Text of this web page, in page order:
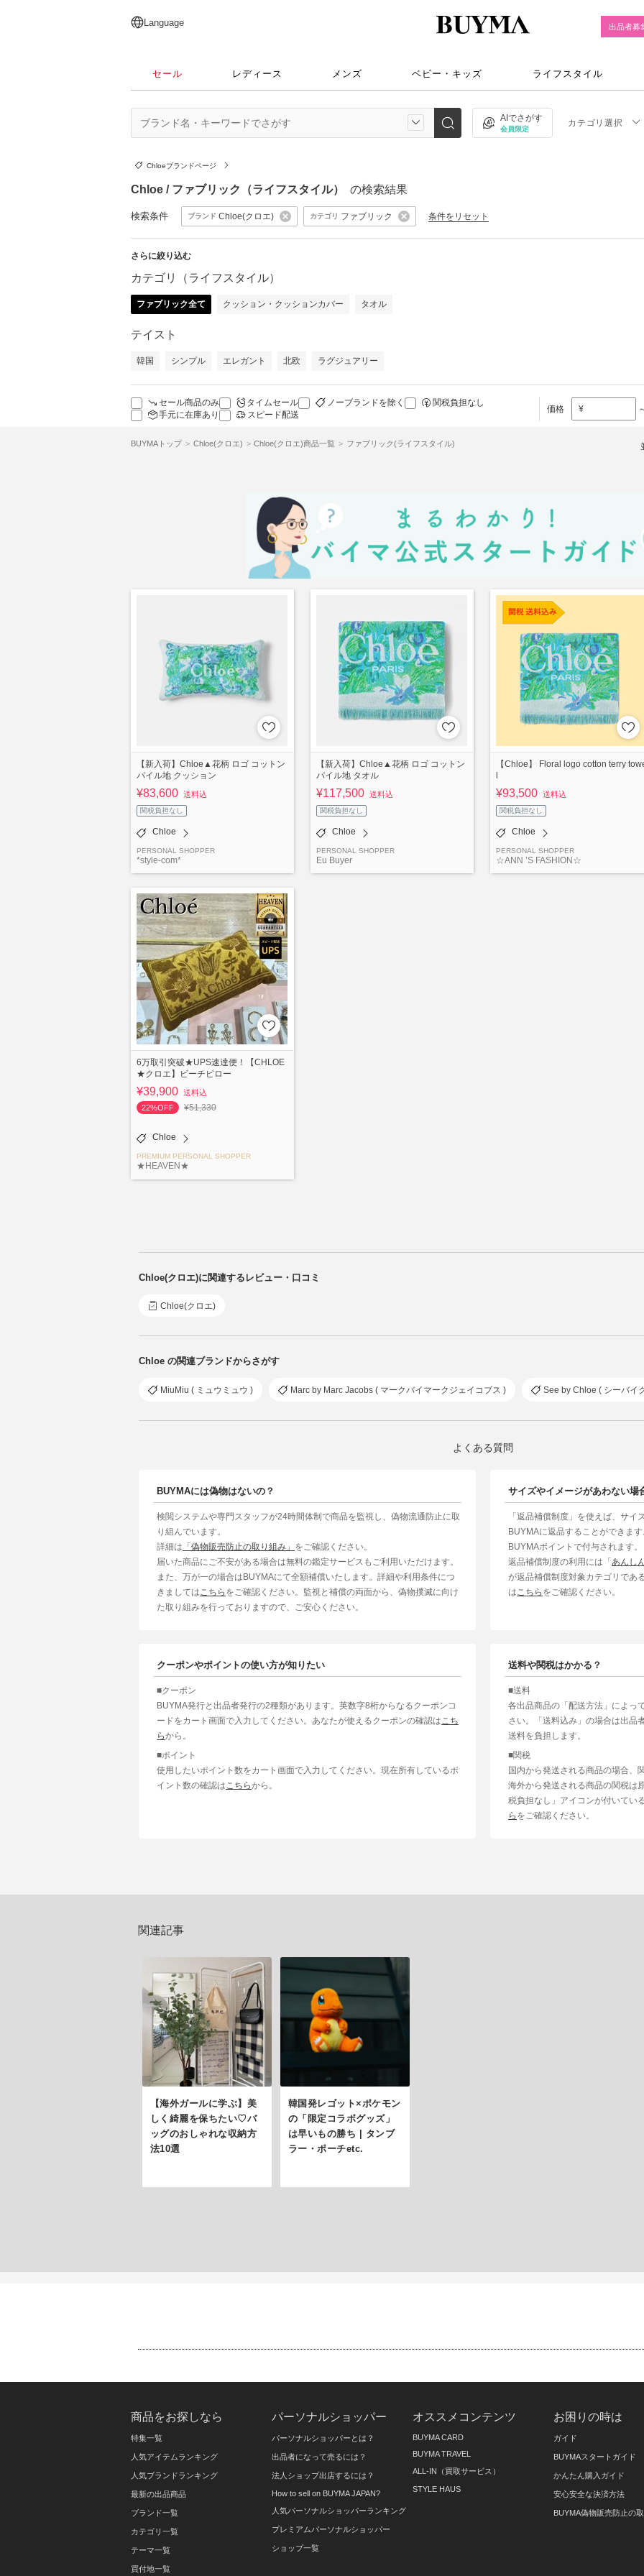
日本語
English
简体中文
繁體中文
Language 出品者募
セール レディース メンズ ベビー・キッズ ライフスタイル
AIでさがす
会員限定
カテゴリ選択
Chloeブランドページ
Chloe / ファブリック（ライフスタイル） の検索結果
検索条件 ブランド Chloe(クロエ) カテゴリ ファブリック 条件をリセット
さらに絞り込む
カテゴリ（ライフスタイル）
ファブリック全て クッション・クッションカバー タオル
テイスト
韓国 シンプル エレガント 北欧 ラグジュアリー
セール商品のみ タイムセール ノーブランドを除く
関税負担なし
手元に在庫あり
スピード配送
価格 ¥
BUYMAトップ Chloe(クロエ) Chloe(クロエ)商品一覧 ファブリック(ライフスタイル)
【新入荷】Chloe▲花柄 ロゴ コットン
パイル地 クッション
¥83,600 送料込
関税負担なし
Chloe
PERSONAL SHOPPER
*style-com*
【新入荷】Chloe▲花柄 ロゴ コットン
パイル地 タオル
¥117,500 送料込
関税負担なし
Chloe
PERSONAL SHOPPER
Eu Buyer
【Chloe】 Floral logo cotton terry
l
¥93,500 送料込
関税負担なし
Chloe
PERSONAL SHOPPER
☆ANN ’S FASHION☆
6万取引突破★UPS速達便！【CHLOE
★クロエ】ビーチピロー
¥39,900 送料込
22%OFF
¥51,330
Chloe
PREMIUM PERSONAL SHOPPER
★HEAVEN★
Chloe(クロエ)に関連するレビュー・口コミ
Chloe(クロエ)
Chloe の関連ブランドからさがす
MiuMiu ( ミュウミュウ ) Marc by Marc Jacobs ( マークバイマークジェイコブス ) See by Chloe ( シーバイ
よくある質問
BUYMAには偽物はないの？
検閲システムや専門スタッフが24時間体制で商品を監視し、偽物流通防止に取
り組んでいます。
詳細は 「偽物販売防止の取り組み」 をご確認ください。
届いた商品にご不安がある場合は無料の鑑定サービスもご利用いただけます。
また、万が一の場合はBUYMAにて全額補償いたします。詳細や利用条件につ
きましては こちら をご確認ください。監視と補償の両面から、偽物撲滅に向け
た取り組みを行っておりますので、ご安心ください。
サイズやイメージがあわない場
「返品補償制度」を使えば、サ
BUYMAに返品することができま
BUYMAポイントで付与されます。
返品補償制度の利用には「あんし
が返品補償制度対象カテゴリであ
は こちら をご確認ください。
クーポンやポイントの使い方が知りたい
■クーポン
BUYMA発行と出品者発行の2種類があります。英数字8桁からなるクーポンコ
ードをカート画面で入力してください。あなたが使えるクーポンの確認は こち
らから。
■ポイント
使用したいポイント数をカート画面で入力してください。現在所有しているポ
イント数の確認は こちらから。
送料や関税はかかる？
■送料
各出品商品の「配送方法」によっ
さい。「送料込み」の場合は出品
送料を負担します。
■関税
国内から発送される商品の場合、
海外から発送される商品の関税は
税負担なし」アイコンが付いてい
ら をご確認ください。
関連記事
【海外ガールに学ぶ】美
しく綺麗を保ちたい♡バ
ッグのおしゃれな収納方
法10選
韓国発レゴット×ポケモン
の「限定コラボグッズ」
は早いもの勝ち | タンブ
ラー・ポーチetc.
商品をお探しなら
特集一覧
人気アイテムランキング
人気ブランドランキング
最新の出品商品
ブランド一覧
カテゴリ一覧
テーマ一覧
買付地一覧
パーソナルショッパー
パーソナルショッパーとは？
出品者になって売るには？
法人ショップ出店するには？
How to sell on BUYMA JAPAN?
人気パーソナルショッパーランキング
プレミアムパーソナルショッパー
ショップ一覧
オススメコンテンツ
BUYMA CARD
BUYMA TRAVEL
ALL-IN（買取サービス）
STYLE HAUS
お困りの時は
ガイド
BUYMAスタートガイド
かんたん購入ガイド
安心安全な決済方法
BUYMA偽物販売防止の